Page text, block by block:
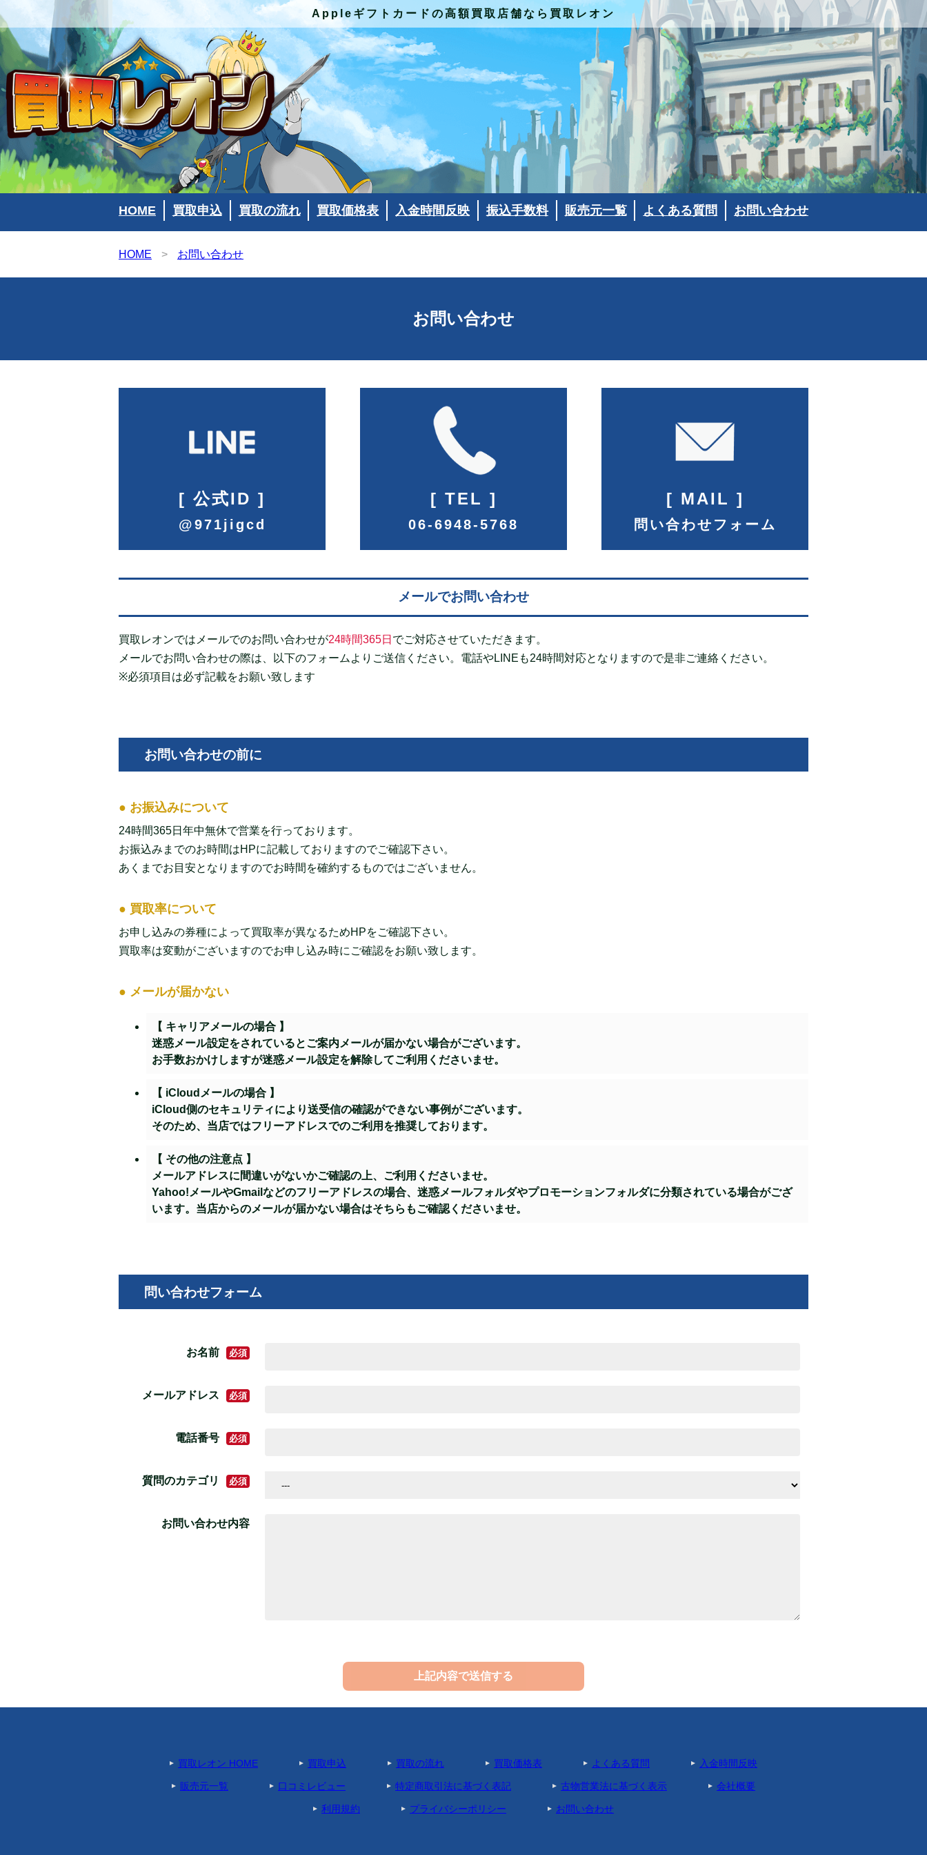
Appleギフトカードの高額買取店舗なら買取レオン
HOME 買取申込 買取の流れ 買取価格表 入金時間反映 振込手数料 販売元一覧 よくある質問 お問い合わせ
HOME > お問い合わせ
お問い合わせ
[ 公式ID ]
@971jigcd
[ TEL ]
06-6948-5768
[ MAIL ]
問い合わせフォーム
メールでお問い合わせ
買取レオンではメールでのお問い合わせが24時間365日 でご対応させていただきます。
メールでお問い合わせの際は、以下のフォームよりご送信ください。電話やLINEも24時間対応となりますので是非ご連絡ください。
※必須項目は必ず記載をお願い致します
お問い合わせの前に
● お振込みについて
24時間365日年中無休で営業を行っております。
お振込みまでのお時間はHPに記載しておりますのでご確認下さい。
あくまでお目安となりますのでお時間を確約するものではございません。
● 買取率について
お申し込みの券種によって買取率が異なるためHPをご確認下さい。
買取率は変動がございますのでお申し込み時にご確認をお願い致します。
● メールが届かない
【 キャリアメールの場合 】
迷惑メール設定をされているとご案内メールが届かない場合がございます。
お手数おかけしますが迷惑メール設定を解除してご利用くださいませ。
【 iCloudメールの場合 】
iCloud側のセキュリティにより送受信の確認ができない事例がございます。
そのため、当店ではフリーアドレスでのご利用を推奨しております。
【 その他の注意点 】
メールアドレスに間違いがないかご確認の上、ご利用くださいませ。
Yahoo!メールやGmailなどのフリーアドレスの場合、迷惑メールフォルダやプロモーションフォルダに分類されている場合がござ
います。当店からのメールが届かない場合はそちらもご確認くださいませ。
問い合わせフォーム
お名前 必須
メールアドレス 必須
電話番号 必須
質問のカテゴリ 必須
お問い合わせ内容
上記内容で送信する
買取レオン HOME 買取申込 買取の流れ 買取価格表 よくある質問 入金時間反映
販売元一覧 口コミレビュー 特定商取引法に基づく表記 古物営業法に基づく表示 会社概要
利用規約 プライバシーポリシー お問い合わせ